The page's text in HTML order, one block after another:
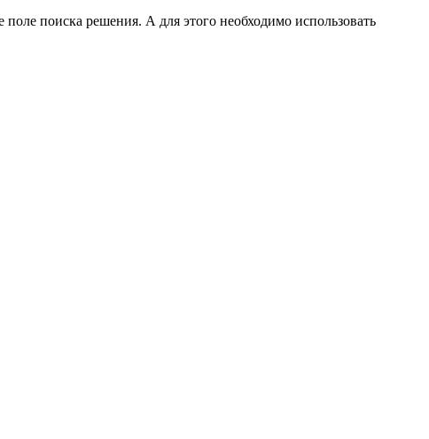
поиска решения. А для этого необходимо использовать